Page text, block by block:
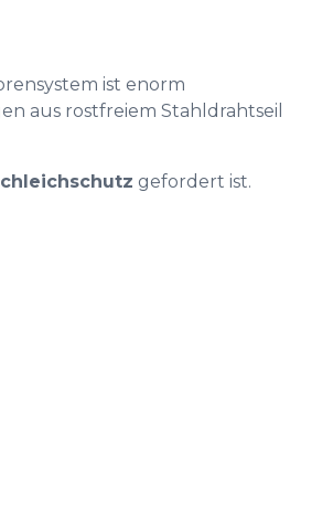
ist enorm
aus rostfreiem Stahldrahtseil
gefordert ist.